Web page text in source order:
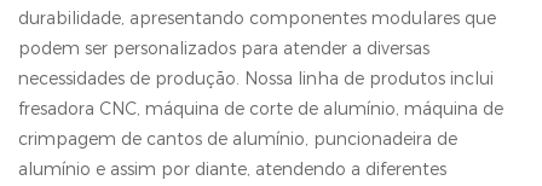
durabilidade, apresentando componentes modulares que
podem ser personalizados para atender a diversas
necessidades de produção. Nossa linha de produtos inclui
fresadora CNC, máquina de corte de alumínio, máquina de
crimpagem de cantos de alumínio, puncionadeira de
alumínio e assim por diante, atendendo a diferentes